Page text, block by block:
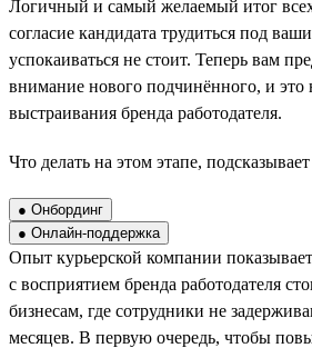
Логичный и самый желаемый итог
согласие кандидата трудиться под
успокаиваться не стоит. Теперь вам
внимание нового подчинённого, и это
выстраивания бренда работодателя.
Что делать на этом этапе,
● Онбординг
● Онлайн-поддержка
Опыт курьерской компании
с восприятием бренда работодателя
бизнесам, где сотрудники не
месяцев. В первую очередь, чтобы